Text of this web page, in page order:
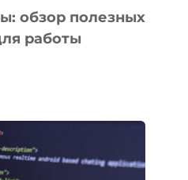
обзор полезных
работы